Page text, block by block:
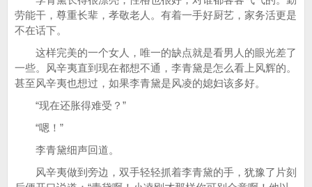
劳能干，尊重长辈，孝敬老人。有着一手好厨艺，家务活更是
不在话下。
这样完美的一个女人，唯一的缺点就是看男人的眼光差了
一些。风辛夷直到现在都想不通，李青黛是怎么看上风辉的。
甚至风辛夷也想过，如果李青黛是风凌的媳妇该多好。
“现在还胀得难受？”
“嗯！”
李青黛细声回道。
风辛夷做到旁边，双手轻轻抓着李青黛的手，犹豫了片刻